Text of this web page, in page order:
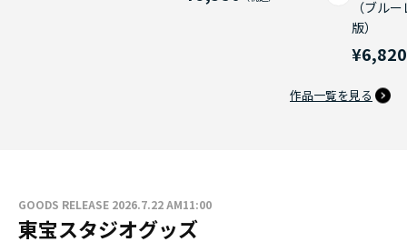
（ブル
版）
¥6,820
作品一覧を見る
GOODS RELEASE 2026.7.22 AM11:00
東宝スタジオグッズ